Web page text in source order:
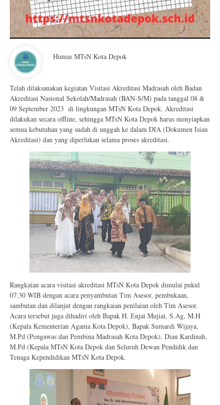
Humas MTsN Kota Depok
Telah dilaksanakan kegiatan Visitasi Akreditasi Madrasah oleh Badan
Akreditasi Nasional Sekolah/Madrasah (BAN-S/M) pada tanggal 08 &
09 September 2023 di lingkungan MTsN Kota Depok. Akreditasi
dilakukan secara offline, sehingga MTsN Kota Depok harus menyiapkan
semua kebutuhan yang sudah di unggah ke dalam DIA (Dokumen Isian
Akreditasi) dan yang diperlukan selama proses akreditasi.
Rangkaian acara visitasi akreditasi MTsN Kota Depok dimulai pukul
07:30 WIB dengan acara penyambutan Tim Asesor, pembukaan,
sambutan dan dilanjut dengan rangkaian penilaian oleh Tim Asesor.
Acara tersebut juga dihadiri oleh Bapak H. Enjat Mujiat, S.Ag, M.H
(Kepala Kementerian Agama Kota Depok), Bapak Sumardi Wijaya,
M.Pd (Pengawas dan Pembina Madrasah Kota Depok), Dian Kardinah,
M.Pd (Kepala MTsN Kota Depok dan Seluruh Dewan Pendidik dan
Tenaga Kependidikan MTsN Kota Depok.